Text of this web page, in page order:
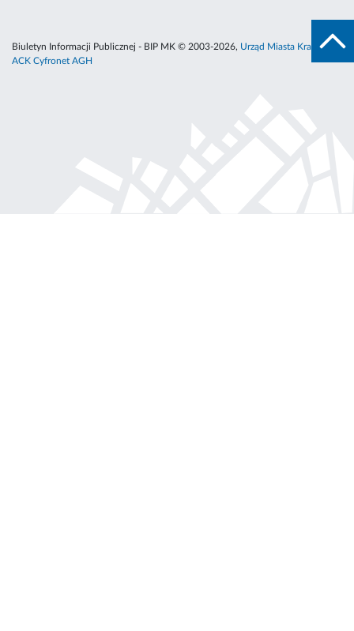
Biuletyn Informacji Publicznej - BIP MK © 2003-2026, Urząd Miasta Krakowa
ACK Cyfronet AGH